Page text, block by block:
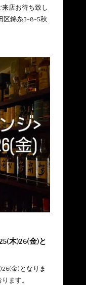
店お待ち致し
区錦糸3-8-5秋
木)26(金)と
金)となりま
ます。